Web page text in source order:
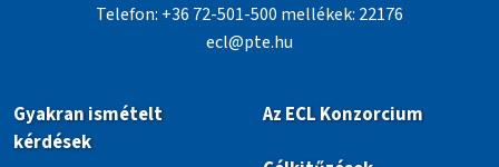
Telefon: +36 72-501-500 mellékek: 22176
ecl@pte.hu
Gyakran ismételt
kérdések
Az ECL Konzorcium